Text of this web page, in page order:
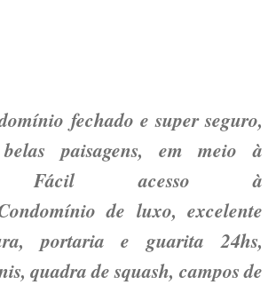
fechado e super seguro,
paisagens, em meio à
Fácil acesso à
de luxo, excelente
portaria e guarita 24hs,
quadra de squash, campos de